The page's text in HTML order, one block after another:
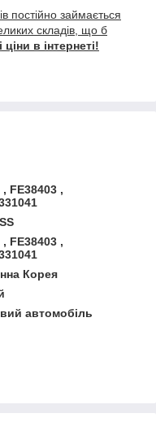
займається
складів, що б
ціни в інтернеті!
, FE38403 ,
, FE38403 ,
Корея
автомобіль